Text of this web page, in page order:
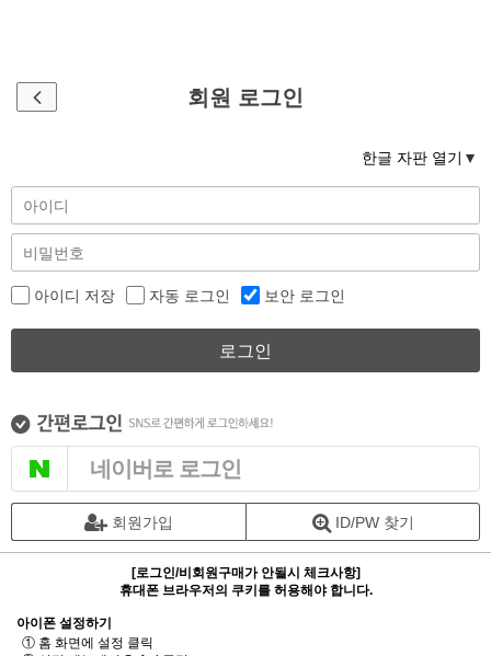
회원 로그인
한글 자판 열기
아이디 저장 자동 로그인 보안 로그인
로그인
네이버로 로그인
회원가입 ID/PW 찾기
[로그인/비회원구매가 안될시 체크사항]
휴대폰 브라우저의 쿠키를 허용해야 합니다.
아이폰 설정하기
① 홈 화면에 설정 클릭